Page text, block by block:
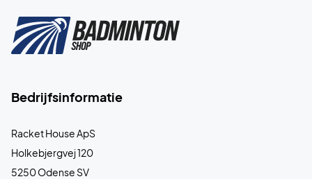
Bedrijfsinformatie
Racket House ApS
Holkebjergvej 120
5250 Odense SV